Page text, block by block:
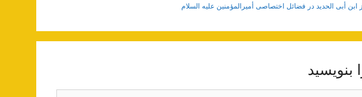
أبی الحدید در فضائل اختصاصی أمیرالمؤمنین علیه السلام
بنویسید